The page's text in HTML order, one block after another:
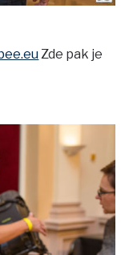
Zde pak je